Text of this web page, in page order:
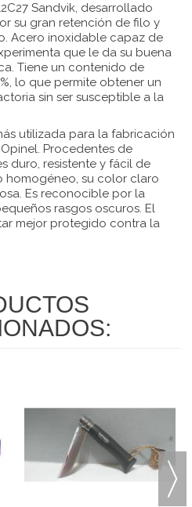
Sandvik, desarrollado
su gran retención de filo y
Acero inoxidable capaz de
que le da su buena
Tiene un contenido de
lo que permite obtener un
sin ser susceptible a la
utilizada para la fabricación
Procedentes de
duro, resistente y fácil de
homogéneo, su color claro
Es reconocible por la
rasgos oscuros. El
mejor protegido contra la